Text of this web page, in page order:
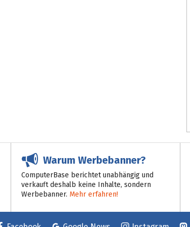
Warum Werbebanner?
ComputerBase berichtet unabhängig und
verkauft deshalb keine Inhalte, sondern
Werbebanner. Mehr erfahren!